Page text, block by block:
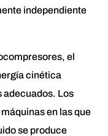
independiente
el
cinética
adecuados. Los
en las que
se produce